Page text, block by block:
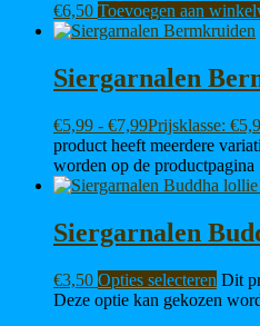
€6,50 Toevoegen aan
Siergarnalen
€5,99 - €7,99Prijsklasse:
product heeft meerdere
worden op de productpagina
Siergarnalen
€3,50 Opties selecteren Dit
Deze optie kan gekozen